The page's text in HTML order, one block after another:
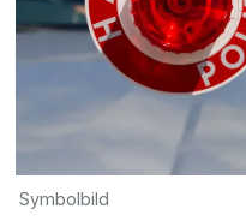
Symbolbild